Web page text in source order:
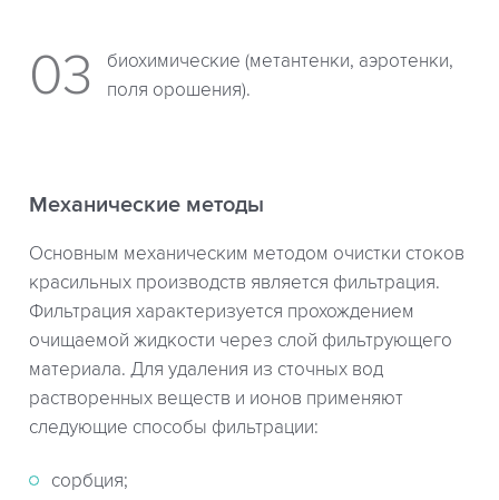
биохимические (метантенки, аэротенки,
поля орошения).
Механические методы
Основным механическим методом очистки стоков
красильных производств является фильтрация.
Фильтрация характеризуется прохождением
очищаемой жидкости через слой фильтрующего
материала. Для удаления из сточных вод
растворенных веществ и ионов применяют
следующие способы фильтрации:
сорбция;